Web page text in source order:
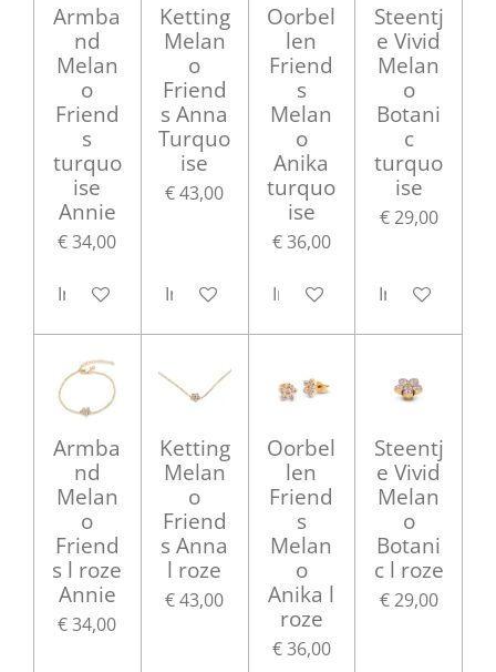
Armba
nd
Melan
o
Friend
s
turquo
ise
Annie
€ 34,00
In winkelwagen
Ketting
Melan
o
Friend
s Anna
Turquo
ise
€ 43,00
In winkelwagen
Oorbel
len
Friend
s
Melan
o
Anika
turquo
ise
€ 36,00
In winkelwagen
Steentj
e Vivid
Melan
o
Botani
c
turquo
ise
€ 29,00
In
Armba
nd
Melan
o
Friend
s l roze
Annie
€ 34,00
Ketting
Melan
o
Friend
s Anna
l roze
€ 43,00
Oorbel
len
Friend
s
Melan
o
Anika l
roze
€ 36,00
Steentj
e Vivid
Melan
o
Botani
c l roze
€ 29,00